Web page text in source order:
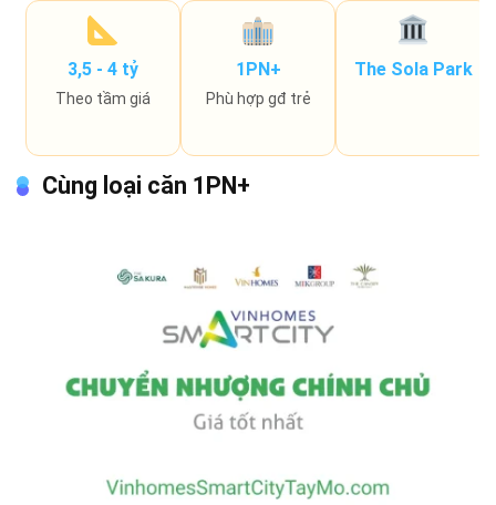
3,5 - 4 tỷ
Theo tầm giá
1PN+
Phù hợp gđ trẻ
The Sola Park
Cùng loại căn 1PN+